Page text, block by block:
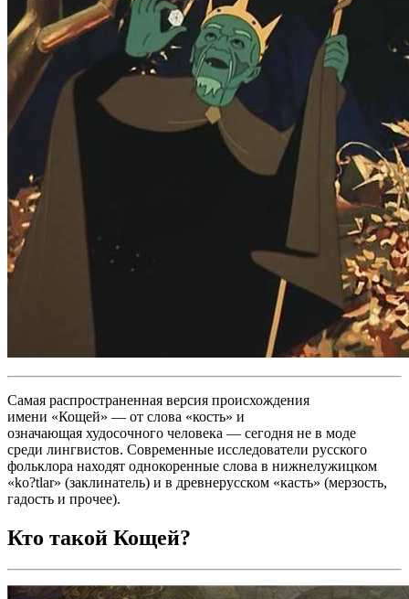
Самая распространенная версия происхождения
имени «Кощей» — от слова «кость» и
означающая худосочного человека — сегодня не в моде
среди лингвистов. Современные исследователи русского
фольклора находят однокоренные слова в нижнелужицком
«ko?tlar» (заклинатель) и в древнерусском «касть» (мерзость,
гадость и прочее).
Кто такой Кощей?